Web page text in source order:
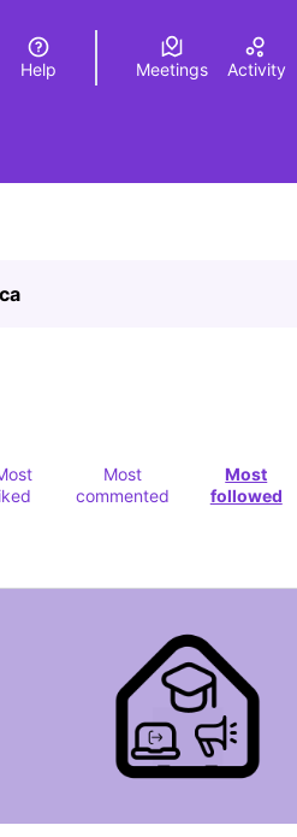
Elegir el idiomaChoose language
Help Meetings Activity
Most
commented
Most
followed